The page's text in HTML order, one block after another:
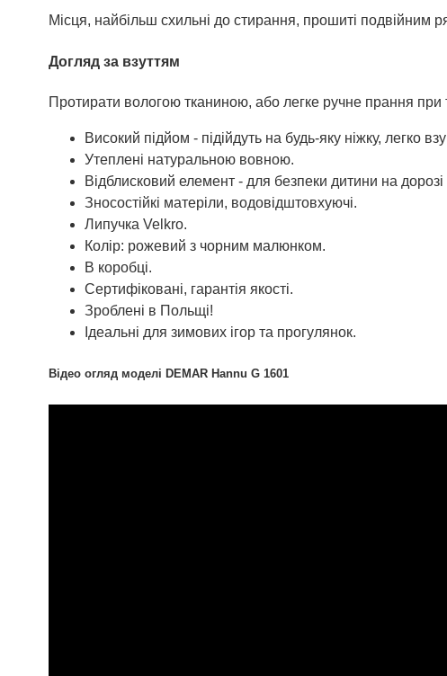
Місця, найбільш схильні до стирання, прошиті подвійним
Догляд за взуттям
Протирати вологою тканиною, або легке ручне прання
Високий підйом - підійдуть на будь-яку ніжку, легко
Утеплені натуральною вовною.
Відблисковий елемент - для безпеки дитини на
Зносостійкі матеріли, водовідштовхуючі.
Липучка Velkro.
Колір: рожевий з чорним малюнком.
В коробці.
Сертифіковані, гарантія якості.
Зроблені в Польщі!
Ідеальні для зимових ігор та прогулянок.
Відео огляд моделі DEMAR Hannu G 1601